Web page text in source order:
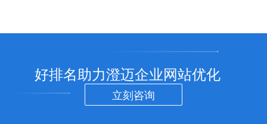
好排名助力澄迈企业网站优化
立刻咨询